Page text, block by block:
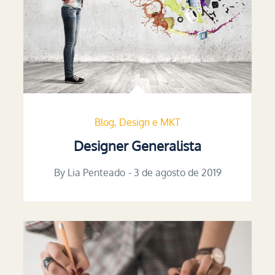
Blog Design e MKT
Designer Generalista
By Lia Penteado Posted
3 de agosto de 2019